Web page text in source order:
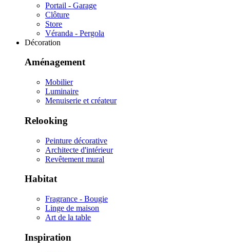
Portail - Garage
Clôture
Store
Véranda - Pergola
Décoration
Aménagement
Mobilier
Luminaire
Menuiserie et créateur
Relooking
Peinture décorative
Architecte d'intérieur
Revêtement mural
Habitat
Fragrance - Bougie
Linge de maison
Art de la table
Inspiration